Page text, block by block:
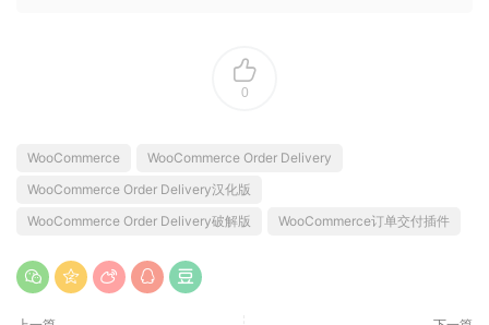
0
WooCommerce
WooCommerce Order Delivery
WooCommerce Order Delivery汉化版
WooCommerce Order Delivery破解版
WooCommerce订单交付插件